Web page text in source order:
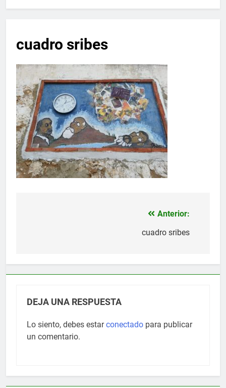
cuadro sribes
Anterior:
cuadro sribes
DEJA UNA RESPUESTA
Lo siento, debes estarconectado para publicar
un comentario.